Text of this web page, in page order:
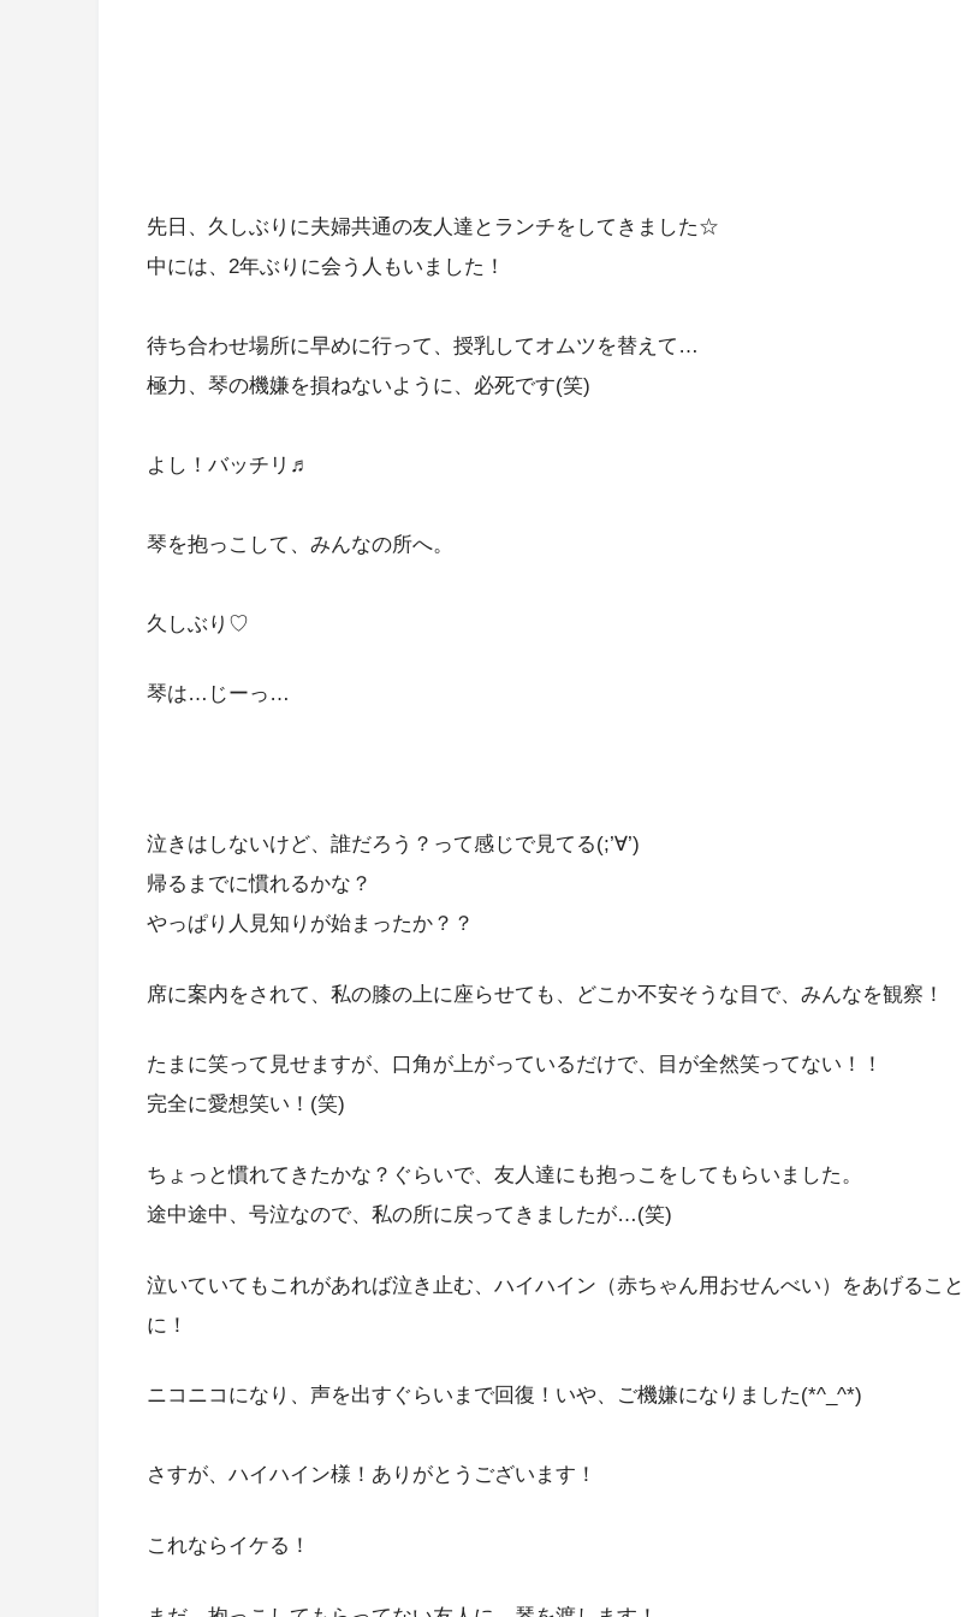
先日、久しぶりに夫婦共通の友人達とランチをしてきました☆
中には、2年ぶりに会う人もいました！
待ち合わせ場所に早めに行って、授乳してオムツを替えて…
極力、琴の機嫌を損ねないように、必死です(笑)
よし！バッチリ♬
琴を抱っこして、みんなの所へ。
久しぶり♡
琴は…じーっ…
泣きはしないけど、誰だろう？って感じで見てる(;’∀’)
帰るまでに慣れるかな？
やっぱり人見知りが始まったか？？
席に案内をされて、私の膝の上に座らせても、どこか不安そうな目で、みんなを観察！
たまに笑って見せますが、口角が上がっているだけで、目が全然笑ってない！！
完全に愛想笑い！(笑)
ちょっと慣れてきたかな？ぐらいで、友人達にも抱っこをしてもらいました。
途中途中、号泣なので、私の所に戻ってきましたが…(笑)
泣いていてもこれがあれば泣き止む、ハイハイン（赤ちゃん用おせんべい）をあげること
に！
ニコニコになり、声を出すぐらいまで回復！いや、ご機嫌になりました(*^_^*)
さすが、ハイハイン様！ありがとうございます！
これならイケる！